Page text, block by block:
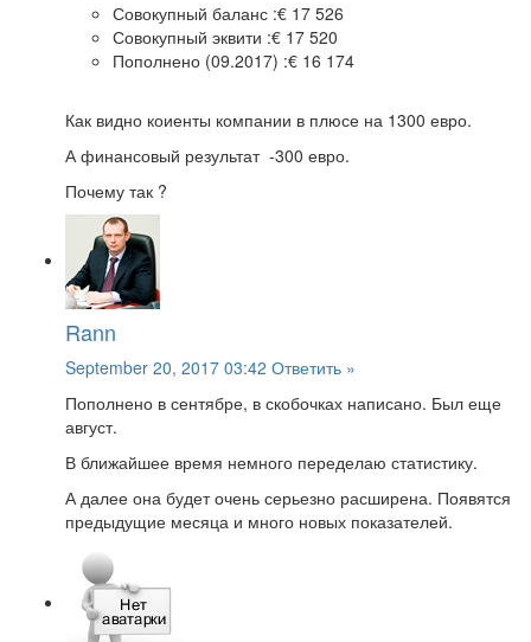
Совокупный баланс :€ 17 526
Совокупный эквити :€ 17 520
Пополнено (09.2017) :€ 16 174
Как видно коиенты компании в плюсе на 1300 евро.
А финансовый результат -300 евро.
Почему так ?
Rann
September 20, 2017 03:42 Ответить »
Пополнено в сентябре, в скобочках написано. Был еще
август.
В ближайшее время немного переделаю статистику.
А далее она будет очень серьезно расширена. Появятся
предыдущие месяца и много новых показателей.